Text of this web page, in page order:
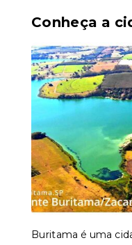
Conheça a
Buritama é uma